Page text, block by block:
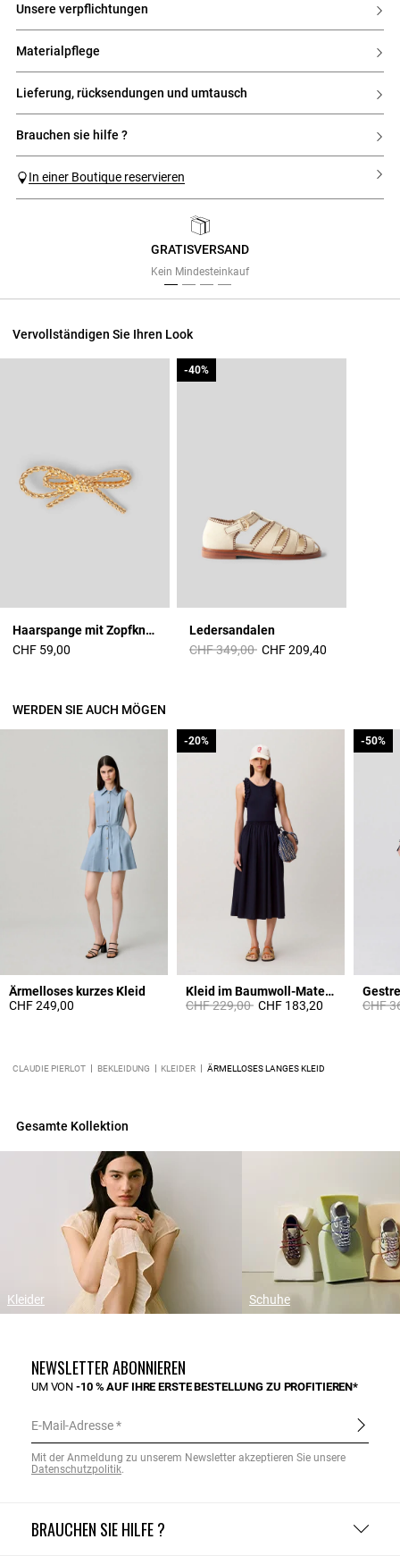
unsere verpflichtungen
materialpflege
lieferung, rücksendungen und umtausch
brauchen sie hilfe ?
In einer Boutique reservieren
GRATISVERSAND
Kein Mindesteinkauf
Vervollständigen Sie Ihren Look
Haarspange mit Zopfknoten
CHF 59,00
Ledersandalen
Price reduced from
CHF 349,00to
-40%
CHF 209,40
-40%
WERDEN SIE AUCH MÖGEN
Ärmelloses kurzes Kleid
CHF 249,00
Kleid im Baumwoll-Materialmix
Price reduced from
CHF 229,00to
-20%
CHF 183,20
-20%
Price
CHF
-50%
-50%
CLAUDIE PIERLOT BEKLEIDUNG KLEIDER ÄRMELLOSES LANGES KLEID
Gesamte Kollektion
Kleider Schuhe
BRAUCHEN SIE HILFE ?
NEWSLETTER ABONNIEREN
UM VON-10 % AUF IHRE ERSTE BESTELLUNG ZU PROFITIEREN*
E-Mail-Adresse
Mit der Anmeldung zu unserem Newsletter akzeptieren Sie unsere
Datenschutzpolitik.